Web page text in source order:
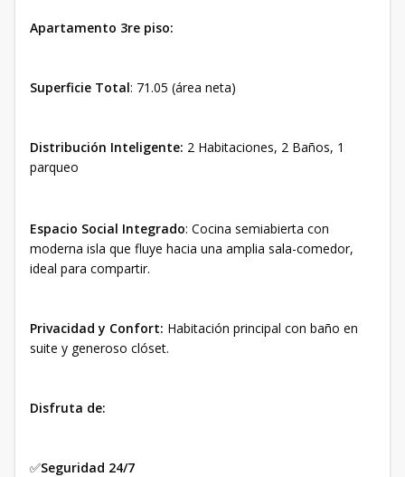
Apartamento 3re piso:
Superficie Total: 71.05 (área neta)
Distribución Inteligente: 2 Habitaciones, 2 Baños, 1
parqueo
Espacio Social Integrado: Cocina semiabierta con
moderna isla que fluye hacia una amplia sala-comedor,
ideal para compartir.
Privacidad y Confort: Habitación principal con baño en
suite y generoso clóset.
Disfruta de:
✅Seguridad 24/7